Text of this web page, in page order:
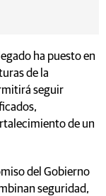
ha puesto en
de la
seguir
de un
del Gobierno
seguridad,